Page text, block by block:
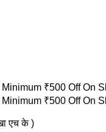
Minimum ₹500 Off On
Minimum ₹500 Off On
एच के )